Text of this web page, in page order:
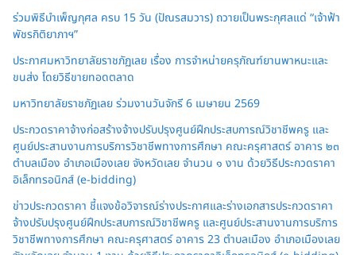
ร่วมพิธีบำเพ็ญกุศล ครบ 15 วัน (ปัณรสมวาร) ถวายเป็นพระกุศลแด่ “เจ้าฟ้า
พัชรกิติยาภาฯ”
ประกาศมหาวิทยาลัยราชภัฏเลย เรื่อง การจำหน่ายครุภัณฑ์ยานพาหนะและ
ขนส่ง โดยวิธีขายทอดตลาด
มหาวิทยาลัยราชภัฏเลย ร่วมงานวันจักรี 6 เมษายน 2569
ประกวดราคาจ้างก่อสร้างจ้างปรับปรุงศูนย์ฝึกประสบการณ์วิชาชีพครู และ
ศูนย์ประสานงานการบริการวิชาชีพทางการศึกษา คณะครุศาสตร์ อาคาร ๒๓
ตำบลเมือง อำเภอเมืองเลย จังหวัดเลย จำนวน ๑ งาน ด้วยวิธีประกวดราคา
อิเล็กทรอนิกส์ (e-bidding)
ข่าวประกวดราคา ชี้แจงข้อวิจารณ์ร่างประกาศและร่างเอกสารประกวดราคา
จ้างปรับปรุงศูนย์ฝึกประสบการณ์วิชาชีพครู และศูนย์ประสานงานการบริการ
วิชาชีพทางการศึกษา คณะครุศาสตร์ อาคาร 23 ตำบลเมือง อำเภอเมืองเลย